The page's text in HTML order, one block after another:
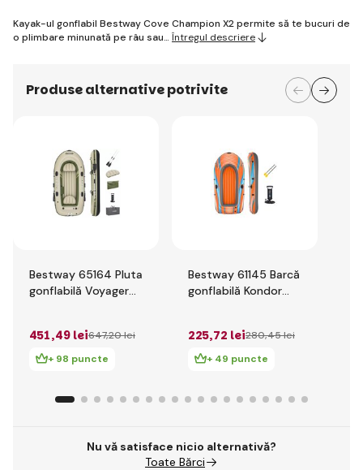
Kayak-ul gonflabil Bestway Cove Champion X2 permite să te bucuri de
o plimbare minunată pe râu sau… Întregul descriere
Produse alternative potrivite
Bestway 65164 Pluta
gonflabilă Voyager
451,49 lei647,20 lei
+ 98 puncte
Bestway 61145 Barcă
gonflabilă Kondor
cm
225,72 lei280,45 lei
+ 49 puncte
Nu vă satisface nicio alternativă?
Toate Bărci